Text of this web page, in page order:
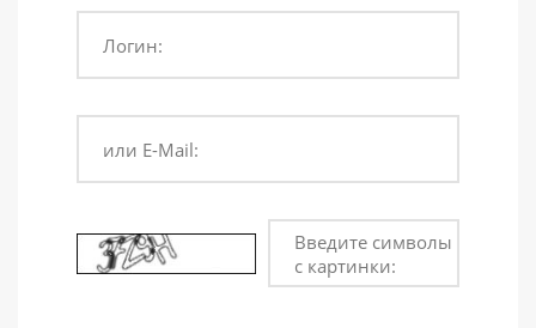
Логин:
или E-Mail:
Введите символы
с картинки: